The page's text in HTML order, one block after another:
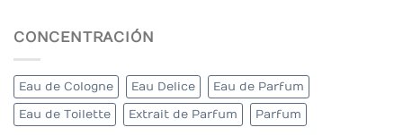
CONCENTRACIÓN
Eau de Cologne Eau Delice Eau de Parfum
Eau de Toilette Extrait de Parfum Parfum